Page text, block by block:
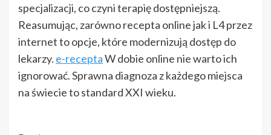
specjalizacji, co czyni terapię dostępniejszą.
Reasumując, zarówno recepta online jak i L4 przez
internet to opcje, które modernizują dostęp do
lekarzy. e-receptaW dobie online nie warto ich
ignorować. Sprawna diagnoza z każdego miejsca
na świecie to standard XXI wieku.